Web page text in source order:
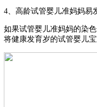
4、高龄试管婴儿准妈妈易
如果试管婴儿准妈妈的染
将健康发育岁的试管婴儿